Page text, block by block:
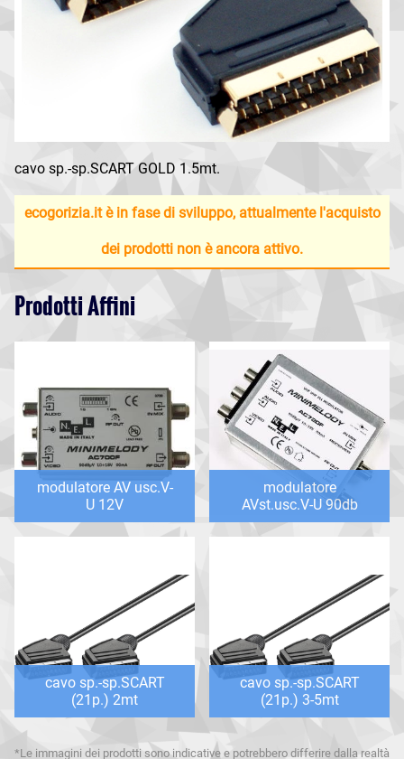
cavo sp.-sp.SCART GOLD 1.5mt.
ecogorizia.it è in fase di sviluppo, attualmente l'acquisto
dei prodotti non è ancora attivo.
Prodotti Affini
modulatore AV usc.V-
U 12V
modulatore
AVst.usc.V-U 90db
cavo sp.-sp.SCART
(21p.) 2mt
cavo sp.-sp.SCART
(21p.) 3-5mt
*Le immagini dei prodotti sono indicative e potrebbero differire dalla realtà